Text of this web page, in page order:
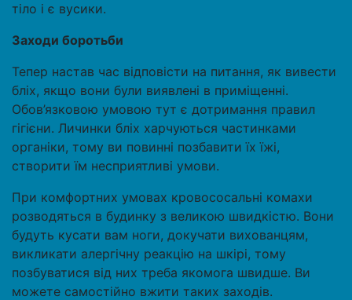
тіло і є вусики.
Заходи боротьби
Тепер настав час відповісти на питання, як вивести
бліх, якщо вони були виявлені в приміщенні.
Обов’язковою умовою тут є дотримання правил
гігієни. Личинки бліх харчуються частинками
органіки, тому ви повинні позбавити їх їжі,
створити їм несприятливі умови.
При комфортних умовах кровососальні комахи
розводяться в будинку з великою швидкістю. Вони
будуть кусати вам ноги, докучати вихованцям,
викликати алергічну реакцію на шкірі, тому
позбуватися від них треба якомога швидше. Ви
можете самостійно вжити таких заходів.